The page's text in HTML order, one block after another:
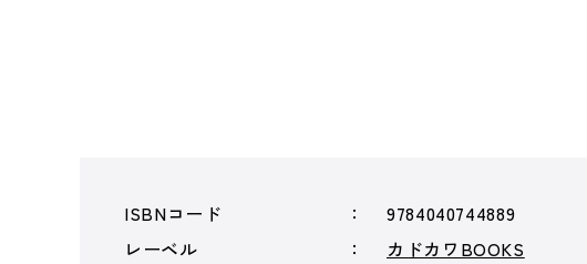
ISBNコード
9784040744889
レーベル
カドカワBOOKS